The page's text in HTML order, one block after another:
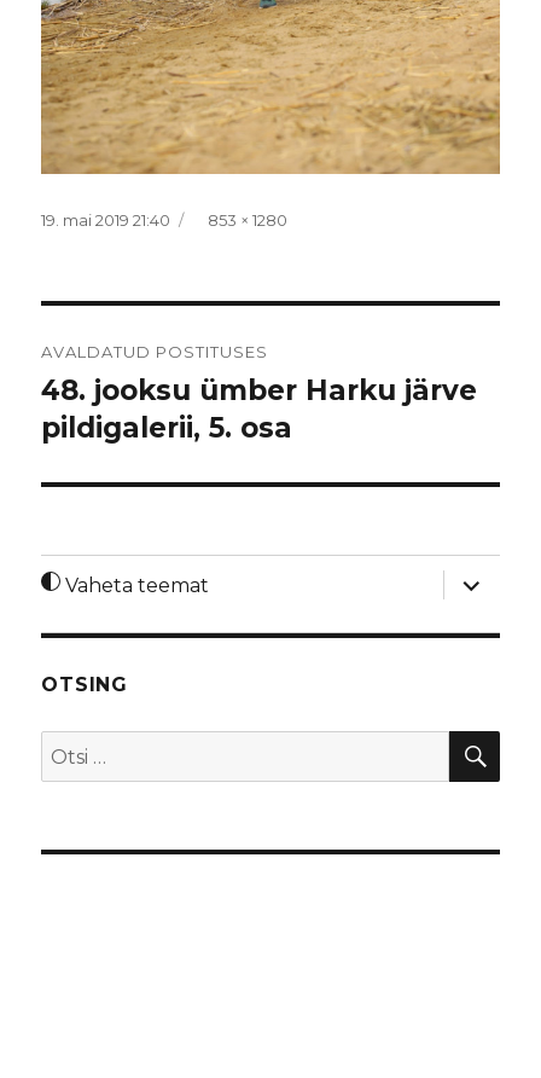
Postitatud
19. mai 2019 21:40 Täissuurus
853 × 1280
AVALDATUD POSTITUSES
48. jooksu ümber Harku järve
pildigalerii, 5. osa
Vaheta teemat
laienda
OTSING
Otsi: